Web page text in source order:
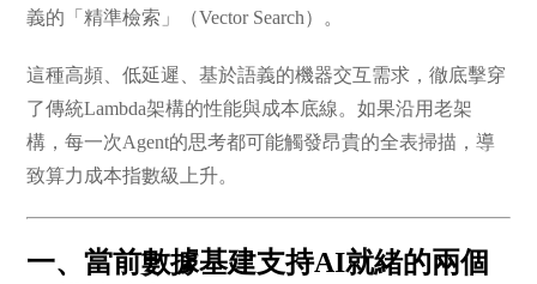
義的「精準檢索」（Vector Search）。
這種高頻、低延遲、基於語義的機器交互需求，徹底擊穿
了傳統Lambda架構的性能與成本底線。如果沿用老架
構，每一次Agent的思考都可能觸發昂貴的全表掃描，導
致算力成本指數級上升。
一、當前數據基建支持AI就緒的兩個